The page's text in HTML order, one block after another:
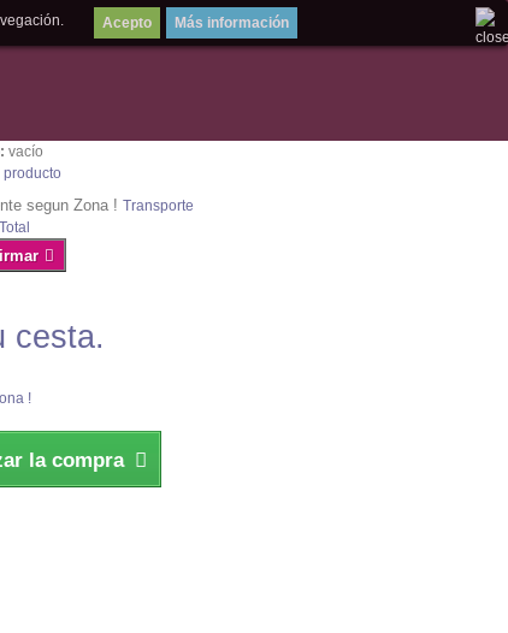
vacío
producto
segun Zona !Transporte
Total
cesta.
!
la compra
Más información